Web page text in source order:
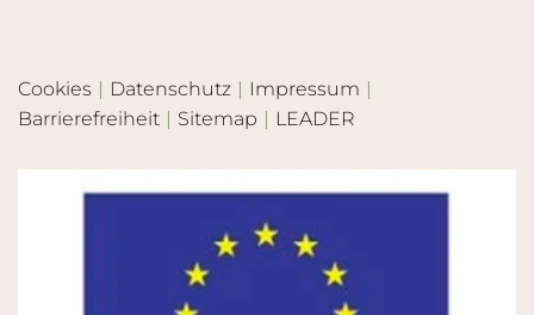
Cookies Datenschutz
Impressum
Barrierefreiheit
Sitemap LEADER